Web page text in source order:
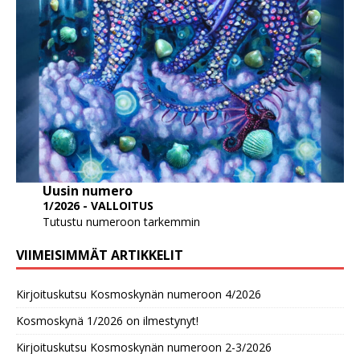
Uusin numero
1/2026 - VALLOITUS
Tutustu numeroon tarkemmin
VIIMEISIMMÄT ARTIKKELIT
Kirjoituskutsu Kosmoskynän numeroon 4/2026
Kosmoskynä 1/2026 on ilmestynyt!
Kirjoituskutsu Kosmoskynän numeroon 2-3/2026